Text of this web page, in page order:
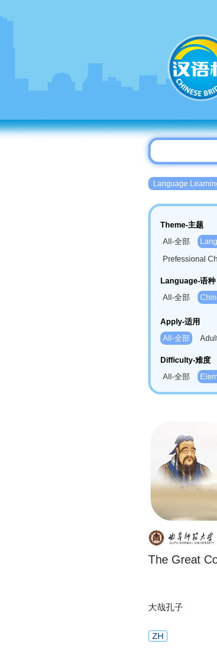
Language
Theme-主题
All-全部
Prefessional
Language-语种
All-全部
Bahasa
Swahili(SW)-
Apply-适用
All-全部
Difficulty-难度
All-全部
The Great
大哉孔子
ZH